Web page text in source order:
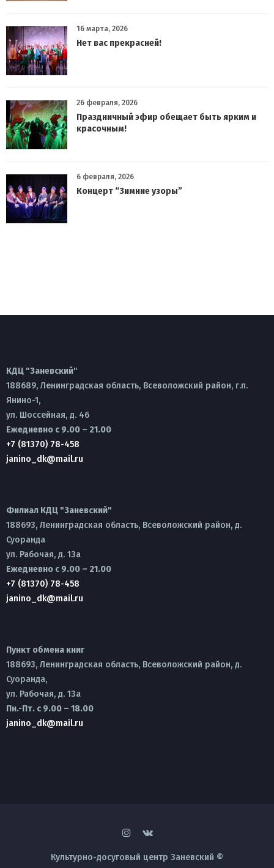
16 марта, 2026
Нет вас прекрасней!
26 февраля, 2026
Праздничный эфир обещает быть ярким и
красочным!
6 февраля, 2026
Концерт “Зимние узоры”
КДЦ "Заневский"
188689, Ленинградская область, Всеволожский район, г.п.
Янино-1,
ул. Шоссейная, д. 46
Ежедневно с 9.00 – 21.00
+7 (81370) 78-458
janino_dk@mail.ru
Филиал КДЦ "Заневский"
188693, Ленинградская область, Всеволожский район, д.
Суоранда
ул. Рабочая, д. 13а
Ежедневно с 9.00 – 21.00
+7 (81370) 78-458
janino_dk@mail.ru
Пункт обмена книг
188693, Ленинградская область, Всеволожский район, д.
Суоранда,
ул. Рабочая, д. 13а
Пн.-Пт. с 9.00 – 18.00
janino_dk@mail.ru
Культурно-досуговый центр Заневский ©